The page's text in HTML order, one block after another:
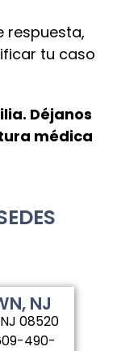
respuesta,
tu caso
Déjanos
médica
NJ
08520
490-